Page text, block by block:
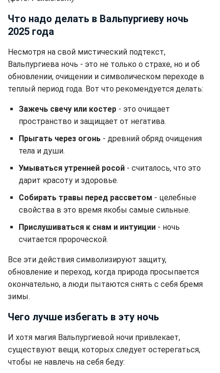
Что надо делать в Вальпургиеву ночь
2025 года
Несмотря на свой мистический подтекст,
Вальпургиева ночь - это не только о страхе, но и об
обновлении, очищении и символическом переходе в
теплый период года. Вот что рекомендуется делать:
Зажечь свечу или костер - это очищает
пространство и защищает от негатива.
Прыгать через огонь - древний обряд очищения
тела и души.
Умываться утренней росой - считалось, что это
дарит красоту и здоровье.
Собирать травы перед рассветом - целебные
свойства в это время якобы самые сильные.
Прислушиваться к снам и интуиции - ночь
считается пророческой.
Все эти действия символизируют защиту,
обновление и переход, когда природа просыпается
окончательно, а люди пытаются снять с себя бремя
зимы.
Чего лучше избегать в эту ночь
И хотя магия Вальпургиевой ночи привлекает,
существуют вещи, которых следует остерегаться,
чтобы не навлечь на себя беду: